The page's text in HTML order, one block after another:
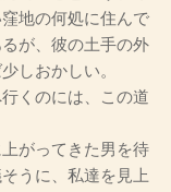
地の何処に住んで
が、彼の土手の外
しおかしい。
くのには、この道
がってきた男を待
うに、私達を見上